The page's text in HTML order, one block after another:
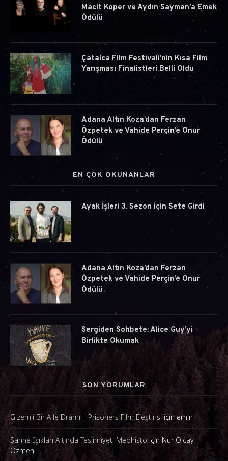
Macit Koper ve Aydın Sayman’a Emek
Ödülü
Çatalca Film Festivali’nin Kısa Film
Yarışması Finalistleri Belli Oldu
Adana Altın Koza’dan Ferzan
Özpetek ve Vahide Perçin’e Onur
Ödülü
EN ÇOK OKUNANLAR
Ayak İşleri 3. Sezon için Sete Girdi
Adana Altın Koza’dan Ferzan
Özpetek ve Vahide Perçin’e Onur
Ödülü
Sergiden Sohbete: Alice Guy’yi
Birlikte Okumak
SON YORUMLAR
Gizemli Bir Aile Dramı | Prisoners Film Eleştirisi için emin
Sahne Işıkları Altında Teslimiyet: Mephisto için Nur Olcay
Özmen